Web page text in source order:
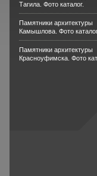
Тагила. Фото каталог.
Памятники архитектуры
Камышлова. Фото
Памятники архитектуры
Красноуфимска. Фото